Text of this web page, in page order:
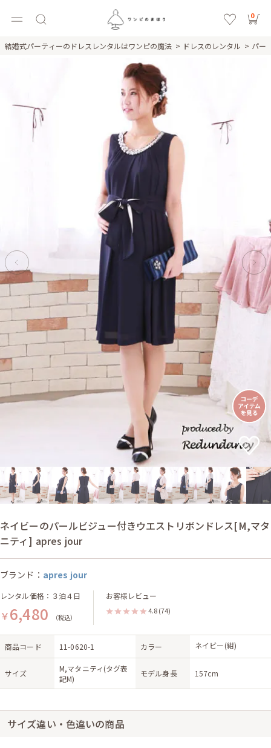
0
結婚式パーティーのドレスレンタルはワンピの魔法 ドレスのレンタル パー
ネイビーのパールビジュー付きウエストリボンドレス[M,マタ
ニティ] apres jour
ブランド： apres jour
レンタル価格：３泊４日
￥6,480 （税込）
お客様レビュー
4.8 (74)
商品コード 11-0620-1 カラー ネイビー(紺)
サイズ
M,マタニティ(タグ表
記M)
モデル身長 157cm
サイズ違い・色違いの商品